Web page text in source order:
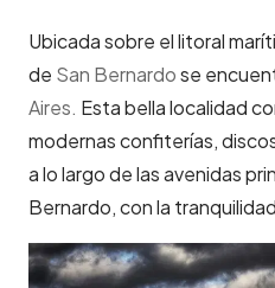
Ubicada sobre el litoral
de San Bernardose
Aires. Esta bella localidad
modernas confiterías,
a lo largo de las avenidas
Bernardo, con la